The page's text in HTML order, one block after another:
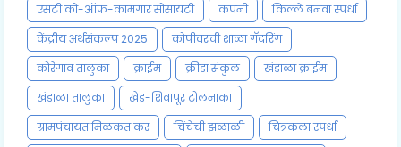
एसटी को-ऑफ-कामगार सोसायटी
कंपनी
किल्ले बनवा स्पर्धा
केंद्रीय अर्थसंकल्प 2025
कोपीवरची शाळा गॅदरिंग
कोरेगाव तालुका
क्राईम क्रीडा संकुल
खंडाळा क्राईम
खंडाळा तालुका
खेड-शिवापूर टोलनाका
ग्रामपंचायत मिळकत कर
चिंचेची झळाळी
चित्रकला स्पर्धा